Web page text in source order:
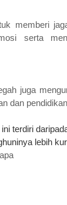
memberi
serta
juga
dan
terdiri
lebih